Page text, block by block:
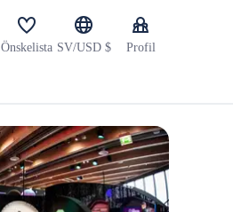
Önskelista SV/USD $ Profil